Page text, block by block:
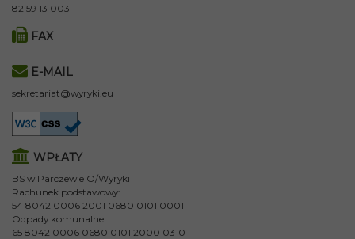
82 59 13 003
FAX
E-MAIL
sekretariat@wyryki.eu
WPŁATY
BS w Parczewie O/Wyryki
Rachunek podstawowy:
54 8042 0006 2001 0680 0101 0001
Odpady komunalne:
65 8042 0006 0680 0101 2000 0310